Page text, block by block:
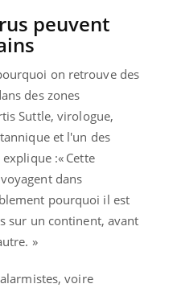
peuvent
on retrouve des
des zones
Suttle, virologue,
et l'un des
:« Cette
dans
pourquoi il est
sur un continent, avant
»
voire